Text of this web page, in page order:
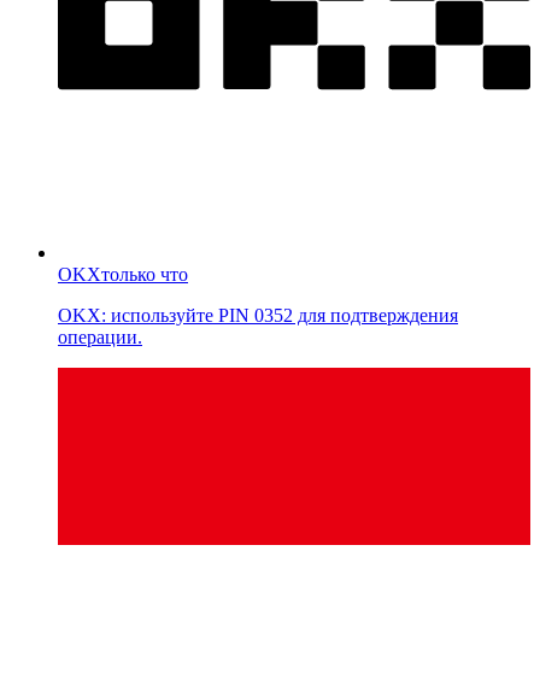
OKXтолько что
OKX: используйте PIN 0352 для подтверждения
операции.